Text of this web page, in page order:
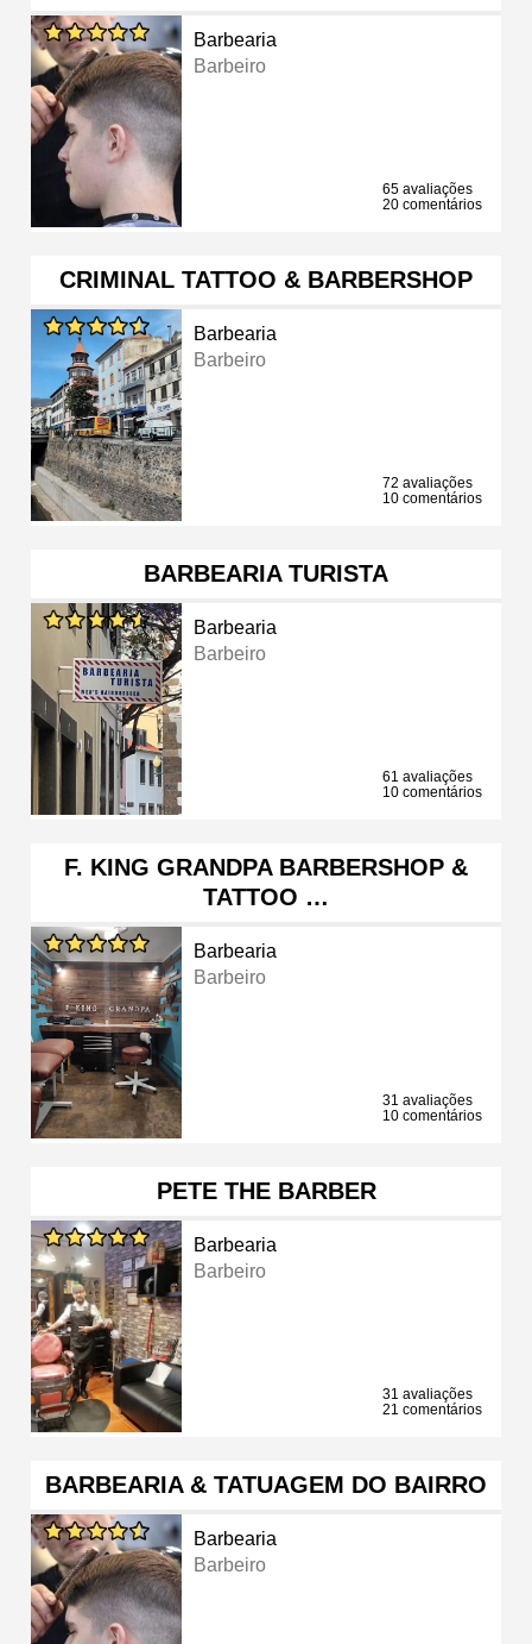
Barbearia
Barbeiro
65 avaliações
20 comentários
CRIMINAL TATTOO & BARBERSHOP
Barbearia
Barbeiro
72 avaliações
10 comentários
BARBEARIA TURISTA
Barbearia
Barbeiro
61 avaliações
10 comentários
F. KING GRANDPA BARBERSHOP &
TATTOO …
Barbearia
Barbeiro
31 avaliações
10 comentários
PETE THE BARBER
Barbearia
Barbeiro
31 avaliações
21 comentários
BARBEARIA & TATUAGEM DO BAIRRO
Barbearia
Barbeiro